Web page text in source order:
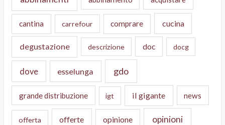
cantina carrefour comprare cucina
degustazione descrizione doc docg
dove esselunga gdo
grande distribuzione igt il gigante news
offerta offerte opinione opinioni